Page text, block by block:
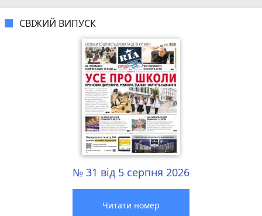
СВІЖИЙ ВИПУСК
№ 31 від 5 серпня 2026
Читати номер